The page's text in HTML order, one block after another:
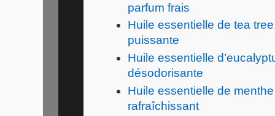
parfum frais
Huile essentielle de tea
puissante
Huile essentielle
désodorisante
Huile essentielle de
rafraîchissant